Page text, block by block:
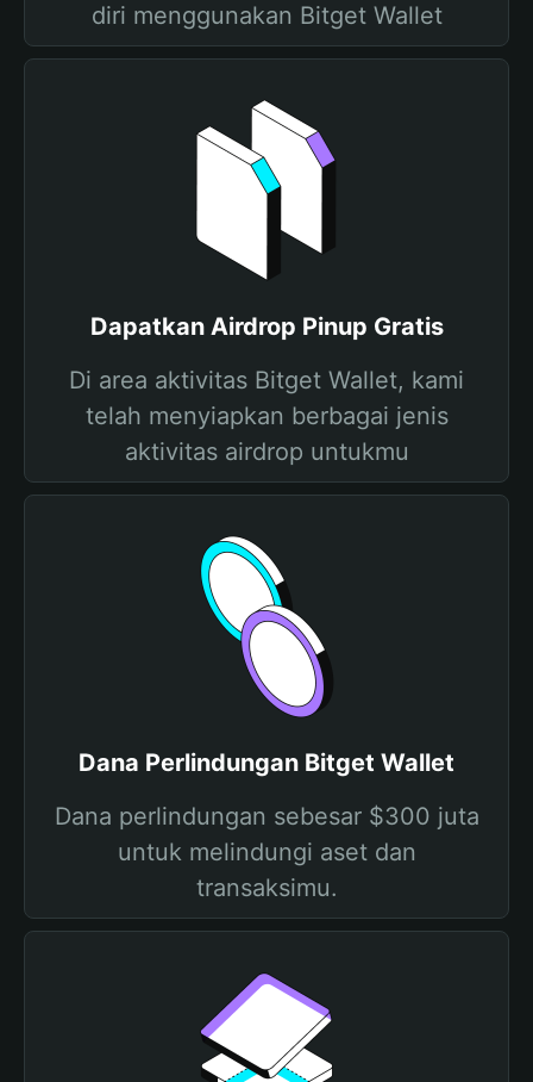
diri menggunakan Bitget Wallet
Dapatkan Airdrop Pinup Gratis
Di area aktivitas Bitget Wallet, kami
telah menyiapkan berbagai jenis
aktivitas airdrop untukmu
Dana Perlindungan Bitget Wallet
Dana perlindungan sebesar $300 juta
untuk melindungi aset dan
transaksimu.